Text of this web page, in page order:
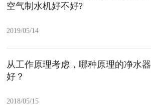
空气制水机好不好?
2019/05/14
从工作原理考虑，哪种原理的净水器
好？
2018/05/15